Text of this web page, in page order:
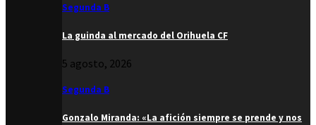
Segunda B
La guinda al mercado del Orihuela CF
5 agosto, 2026
Segunda B
Gonzalo Miranda: «La afición siempre se prende y nos